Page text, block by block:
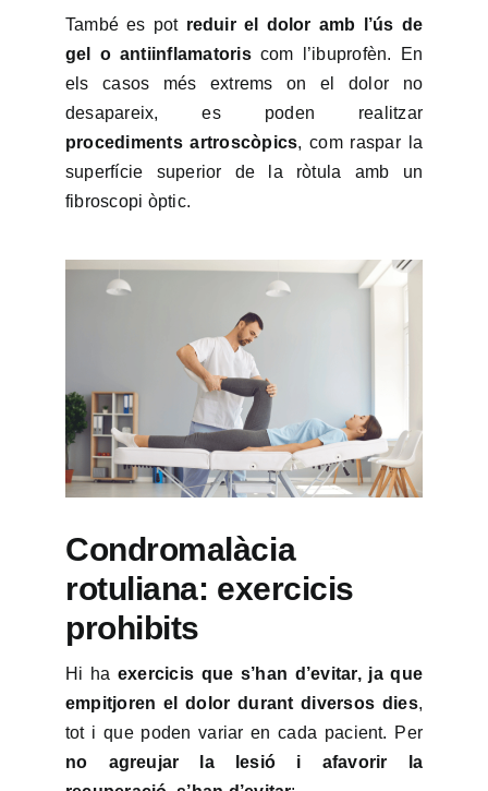
També es pot reduir el dolor amb l’ús de
gel o antiinflamatoriscom l’ibuprofèn. En
els casos més extrems on el dolor no
desapareix, es poden realitzar
procediments artroscòpics, com raspar la
superfície superior de la ròtula amb un
fibroscopi òptic.
Condromalàcia
rotuliana: exercicis
prohibits
Hi ha exercicis que s’han d’evitar, ja que
empitjoren el dolor durant diversos dies,
tot i que poden variar en cada pacient. Per
no agreujar la lesió i afavorir la